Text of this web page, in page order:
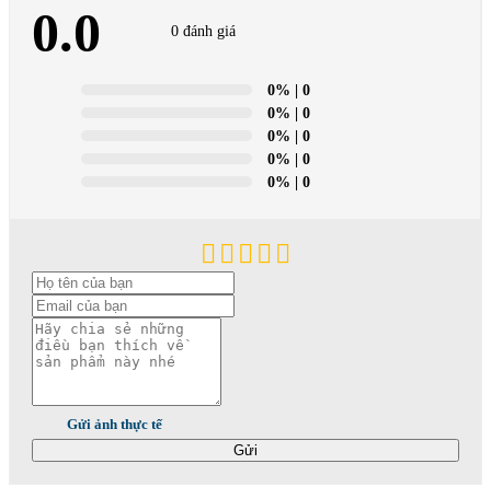
0.0 0 đánh giá
0% | 0
0% | 0
0% | 0
0% | 0
0% | 0
Gửi ảnh thực tế
Gửi